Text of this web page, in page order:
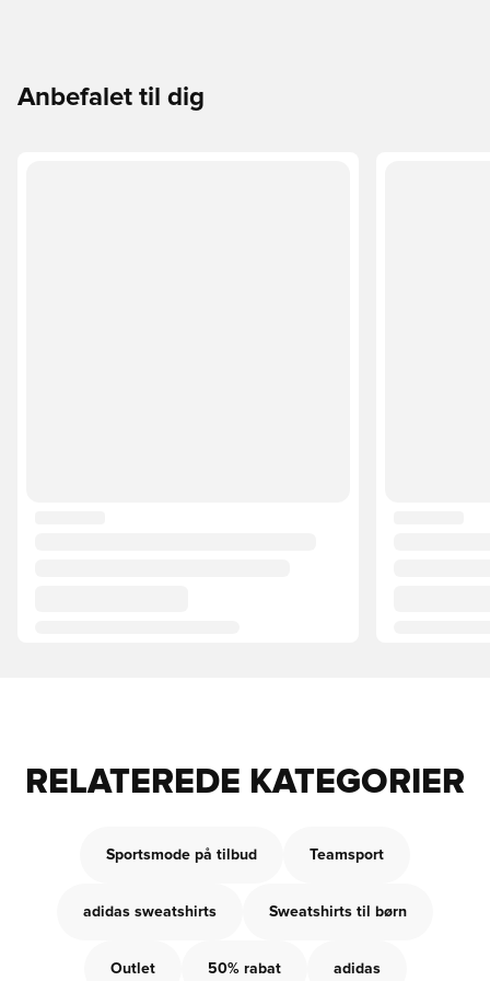
Anbefalet til dig
RELATEREDE KATEGORIER
Sportsmode på tilbud Teamsport
adidas sweatshirts Sweatshirts til børn
Outlet 50% rabat adidas